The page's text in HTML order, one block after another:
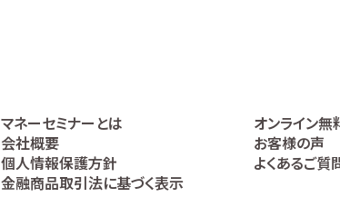
マネーセミナーとは オンライン無
会社概要
お客様の声
個人情報保護方針
よくあるご質
金融商品取引法に基づく表示